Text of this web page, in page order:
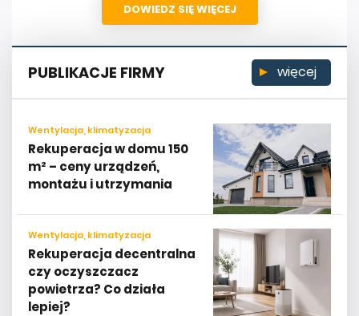
DOWIEDZ SIĘ WIĘCEJ
PUBLIKACJE FIRMY więcej
Wentylacja, klimatyzacja
Rekuperacja w domu 150
m² – ceny urządzeń,
montażu i utrzymania
Wentylacja, klimatyzacja
Rekuperacja decentralna
czy oczyszczacz
powietrza? Co działa
lepiej?